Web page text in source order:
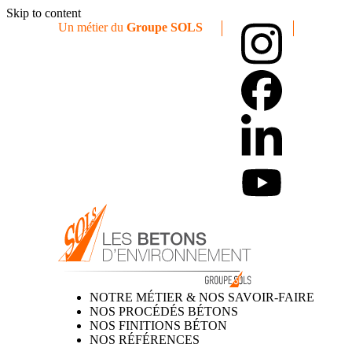
Skip to content
Un métier duGroupe SOLS
NOTRE MÉTIER & NOS SAVOIR-FAIRE
NOS PROCÉDÉS BÉTONS
NOS FINITIONS BÉTON
NOS RÉFÉRENCES